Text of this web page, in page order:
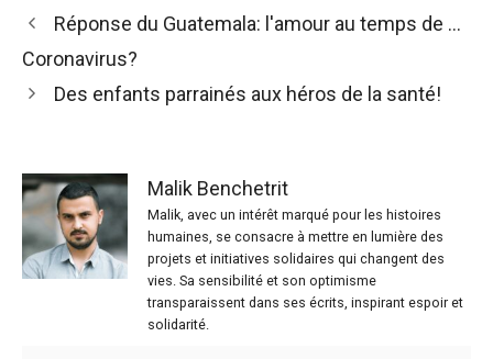
Réponse du Guatemala: l'amour au temps de …
Coronavirus?
Des enfants parrainés aux héros de la santé!
Malik Benchetrit
Malik, avec un intérêt marqué pour les histoires
humaines, se consacre à mettre en lumière des
projets et initiatives solidaires qui changent des
vies. Sa sensibilité et son optimisme
transparaissent dans ses écrits, inspirant espoir et
solidarité.